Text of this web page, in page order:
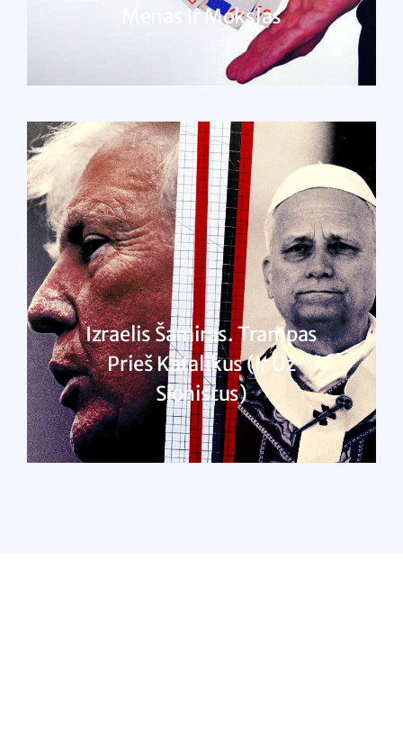
Menas Ir Mokslas
SKAITYTI DAUGIAU
Izraelis Šamiras. Trampas
Prieš Katalikus (ir Už
Sionistus)
SKAITYTI DAUGIAU